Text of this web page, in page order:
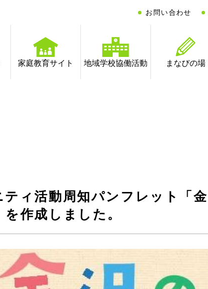
お問い合わせ
家庭教育サイト 地域学校協働活動 まなびの場
ィ活動周知パンフレット「
作成しました。